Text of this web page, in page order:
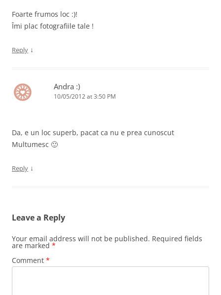
Foarte frumos loc :)!
Îmi plac fotografiile tale !
Reply ↓
Andra :)
10/05/2012 at 3:50 PM
Da, e un loc superb, pacat ca nu e prea cunoscut
Multumesc 🙂
Reply ↓
Leave a Reply
Your email address will not be published. Required fields
are marked *
Comment *